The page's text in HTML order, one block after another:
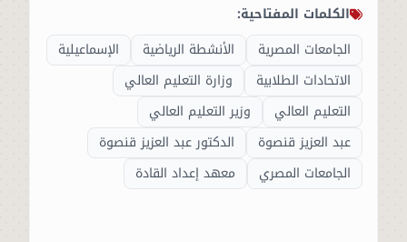
الكلمات المفتاحية:
الجامعات المصرية
الأنشطة الرياضية
الإسماعيلية
الاتحادات الطلابية
وزارة التعليم العالي
التعليم العالي
وزير التعليم العالي
عبد العزيز قنصوة
الدكتور عبد العزيز قنصوة
الجامعات المصري
معهد إعداد القادة